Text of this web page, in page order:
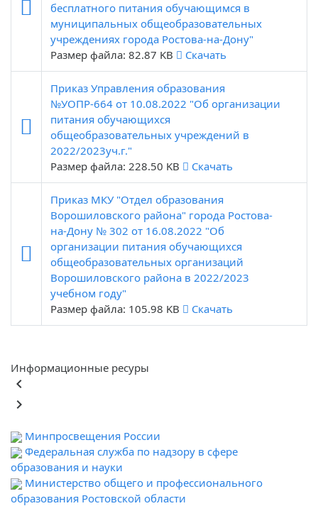
бесплатного питания обучающимся в
муниципальных общеобразовательных
учреждениях города Ростова-на-Дону"
Размер файла: 82.87 KB
Скачать
Приказ Управления образования
№УОПР-664 от 10.08.2022 "Об организации
питания обучающихся
общеобразовательных учреждений в
2022/2023уч.г."
Размер файла: 228.50 KB
Скачать
Приказ МКУ "Отдел образования
Ворошиловского района" города Ростова-
на-Дону № 302 от 16.08.2022 "Об
организации питания обучающихся
общеобразовательных организаций
Ворошиловского района в 2022/2023
учебном году"
Размер файла: 105.98 KB
Скачать
Информационные ресуры
keyboard_arrow_left
keyboard_arrow_right
Минпросвещения России
Федеральная служба по надзору в сфере
образования и науки
Министерство общего и профессионального
образования Ростовской области